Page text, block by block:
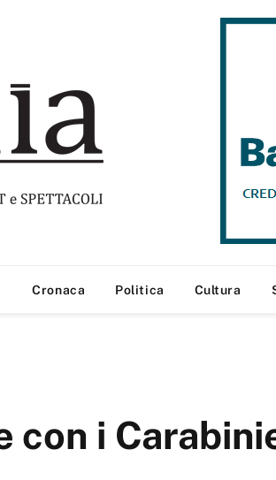
Cronaca Politica Cultura
con i